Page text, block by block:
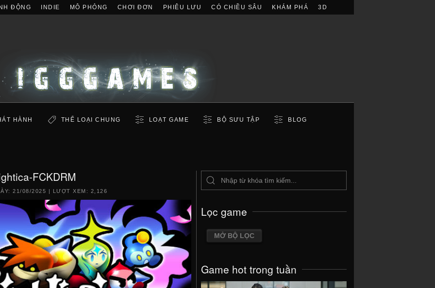
ĐỘNG INDIE MÔ PHỎNG CHƠI ĐƠN PHIÊU LƯU CÓ CHIỀU SÂU KHÁM PHÁ 3D
HÀNH THỂ LOẠI CHUNG LOẠT GAME BỘ SƯU TẬP BLOG
FCKDRM
21/08/2025 | LƯỢT XEM: 2,126
Lọc game
MỞ BỘ LỌC
Game hot trong tuần